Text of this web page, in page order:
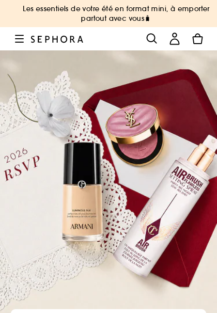
Les essentiels de votre été en format mini, à emporter
partout avec vous🧳